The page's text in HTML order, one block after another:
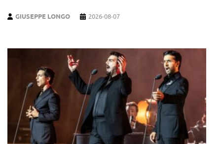
GIUSEPPE LONGO 2026-08-07